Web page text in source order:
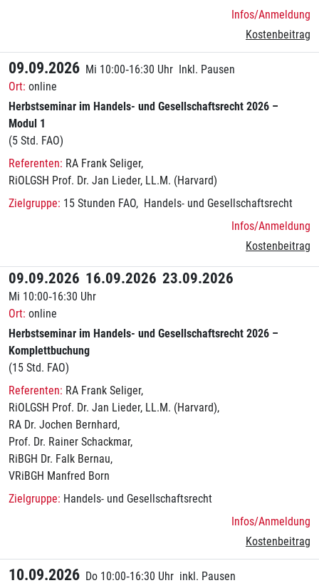
Infos/Anmeldung
Kostenbeitrag
09.09.2026 Mi 10:00‑16:30 Uhr
Inkl. Pausen
online
Herbstseminar im Handels- und Gesellschaftsrecht 2026 –
Modul 1
(5 Std. FAO)
RA Frank Seliger
RiOLGSH Prof. Dr. Jan Lieder, LL.M. (Harvard)
15 Stunden FAO
Handels- und Gesellschaftsrecht
Infos/Anmeldung
Kostenbeitrag
09.09.2026 16.09.2026 23.09.2026
Mi 10:00‑16:30 Uhr
online
Herbstseminar im Handels- und Gesellschaftsrecht 2026 –
Komplettbuchung
(15 Std. FAO)
RA Frank Seliger
RiOLGSH Prof. Dr. Jan Lieder, LL.M. (Harvard)
RA Dr. Jochen Bernhard
Prof. Dr. Rainer Schackmar
RiBGH Dr. Falk Bernau
VRiBGH Manfred Born
Handels- und Gesellschaftsrecht
Infos/Anmeldung
Kostenbeitrag
10.09.2026 Do 10:00‑16:30 Uhr inkl. Pausen